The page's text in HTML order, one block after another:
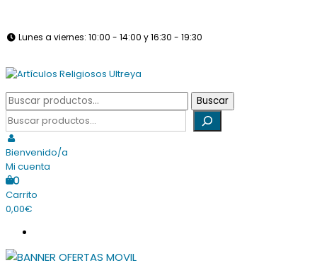
contenido
Lunes a viernes: 10:00 - 14:00 y 16:30 - 19:30
Artículos Religiosos Ultreya
Tienda online dedicada a la venta de todo tipo de artículos
religiosos
Buscar
por:
Buscar
Buscar
Bienvenido/a
Mi cuenta
0
Carrito
0,00€